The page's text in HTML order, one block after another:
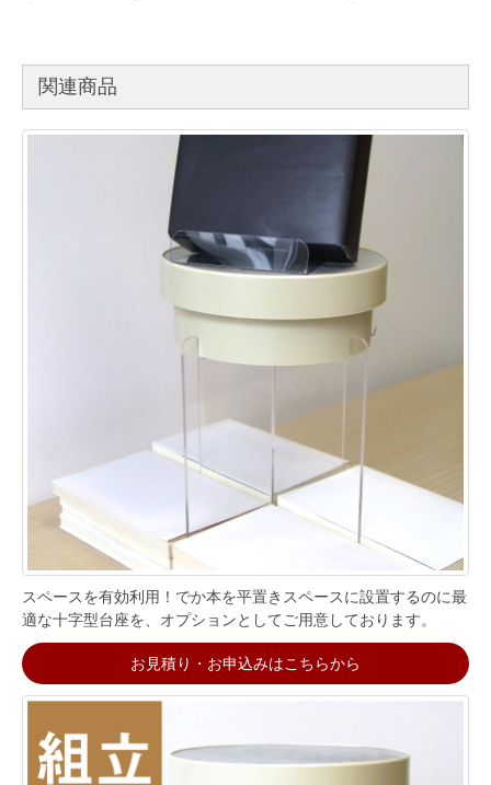
関連商品
スペースを有効利用！でか本を平置きスペースに設置するのに最
適な十字型台座を、オプションとしてご用意しております。
お見積り・お申込みはこちらから